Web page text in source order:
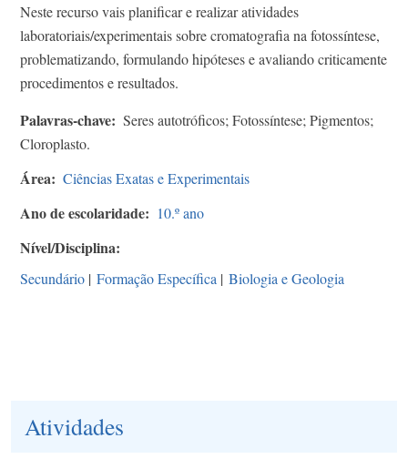
Neste recurso vais planificar e realizar atividades
laboratoriais/experimentais sobre cromatografia na fotossíntese,
problematizando, formulando hipóteses e avaliando criticamente
procedimentos e resultados.
Palavras-chave
Seres autotróficos; Fotossíntese; Pigmentos;
Cloroplasto.
Área Ciências Exatas e Experimentais
Ano de escolaridade 10.º ano
Nível/Disciplina
Secundário | Formação Específica | Biologia e Geologia
Atividades